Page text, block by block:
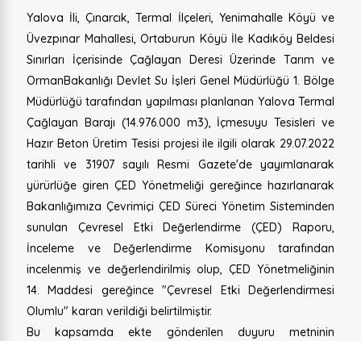
Yalova İli, Çınarcık, Termal İlçeleri, Yenimahalle Köyü ve
Üvezpınar Mahallesi, Ortaburun Köyü İle Kadıköy Beldesi
Sınırları İçerisinde Çağlayan Deresi Üzerinde Tarım ve
OrmanBakanlığı Devlet Su İşleri Genel Müdürlüğü 1. Bölge
Müdürlüğü tarafından yapılması planlanan Yalova Termal
Çağlayan Barajı (14.976.000 m3), İçmesuyu Tesisleri ve
Hazır Beton Üretim Tesisi projesi ile ilgili olarak 29.07.2022
tarihli ve 31907 sayılı Resmi Gazete'de yayımlanarak
yürürlüğe giren ÇED Yönetmeliği gereğince hazırlanarak
Bakanlığımıza Çevrimiçi ÇED Süreci Yönetim Sisteminden
sunulan Çevresel Etki Değerlendirme (ÇED) Raporu,
İnceleme ve Değerlendirme Komisyonu tarafından
incelenmiş ve değerlendirilmiş olup, ÇED Yönetmeliğinin
14. Maddesi gereğince "Çevresel Etki Değerlendirmesi
Olumlu" kararı verildiği belirtilmiştir.
Bu kapsamda ekte gönderilen duyuru metninin